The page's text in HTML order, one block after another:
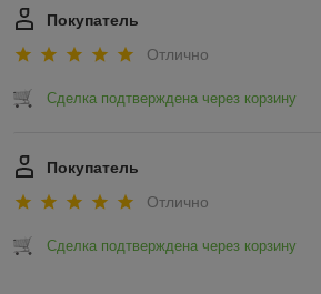
Покупатель
Отлично
Сделка подтверждена через корзину
Покупатель
Отлично
Сделка подтверждена через корзину